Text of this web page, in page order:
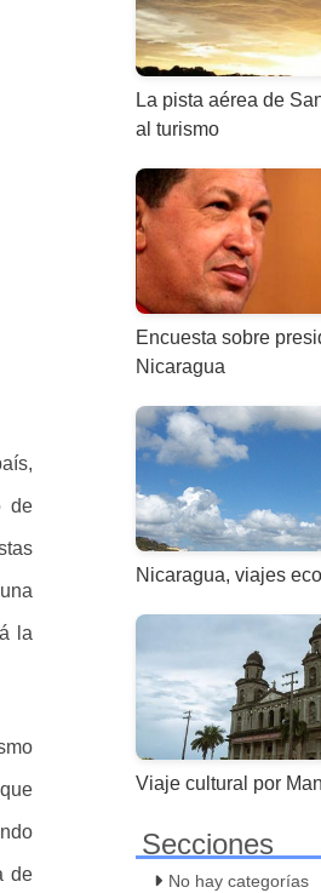
de
la
de
La pista aérea de
al turismo
Encuesta sobre
Nicaragua
Nicaragua, viajes
Viaje cultural por
Secciones
No hay categorías